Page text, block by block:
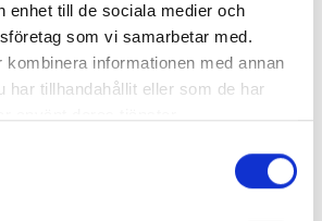
enhet till de sociala medier och
som vi samarbetar med.
informationen med annan
har tillhandahållit eller som de har
NYHETSBREV